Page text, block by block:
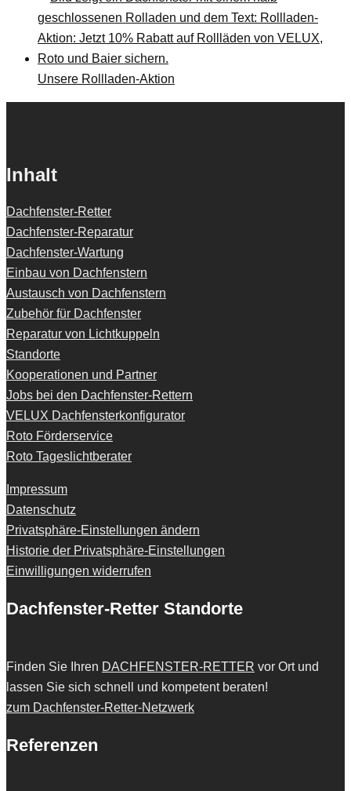
Unsere Rollladen-Aktion
Inhalt
Dachfenster-Retter
Dachfenster-Reparatur
Dachfenster-Wartung
Einbau von Dachfenstern
Austausch von Dachfenstern
Zubehör für Dachfenster
Reparatur von Lichtkuppeln
Standorte
Kooperationen und Partner
Jobs bei den Dachfenster-Rettern
VELUX Dachfensterkonfigurator
Roto Förderservice
Roto Tageslichtberater
Impressum
Datenschutz
Privatsphäre-Einstellungen ändern
Historie der Privatsphäre-Einstellungen
Einwilligungen widerrufen
Dachfenster-Retter Standorte
Finden Sie Ihren DACHFENSTER-RETTER vor Ort und
lassen Sie sich schnell und kompetent beraten!
zum Dachfenster-Retter-Netzwerk
Referenzen